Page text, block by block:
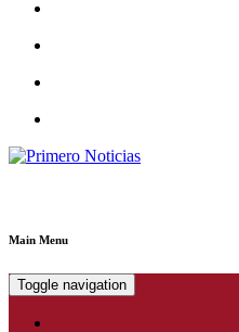
Main Menu
Toggle navigation